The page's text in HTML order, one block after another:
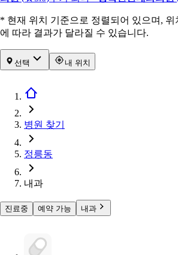
* 현재 위치 기준으로 정렬되어 있으며, 위
에 따라 결과가 달라질 수 있습니다.
선택 내 위치
병원 찾기
정릉동
내과
진료중 예약 가능 내과